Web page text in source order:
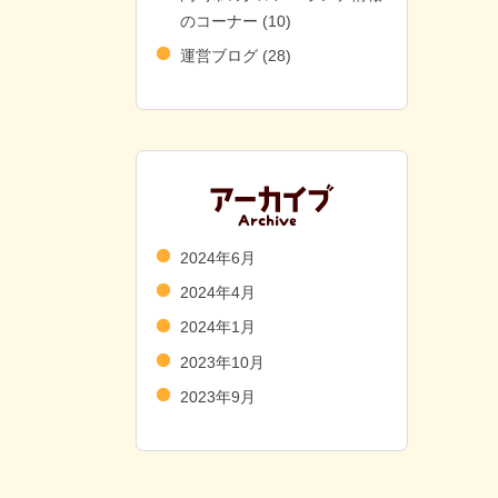
のコーナー (10)
運営ブログ (28)
2024年6月
2024年4月
2024年1月
2023年10月
2023年9月